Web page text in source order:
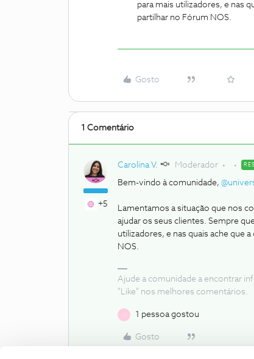
para mais utilizadores, e nas
partilhar no Fórum NOS.
Gosto
1 Comentário
+5
Carolina V. Moderador
Bem-vindo à comunidade,
Lamentamos a situação que nos
ajudar os seus clientes. Sempre
utilizadores, e nas quais ache que
NOS.
Ajude a comunidade a encontrar
"Like" nos melhores comentários.
1 pessoa gostou
Gosto